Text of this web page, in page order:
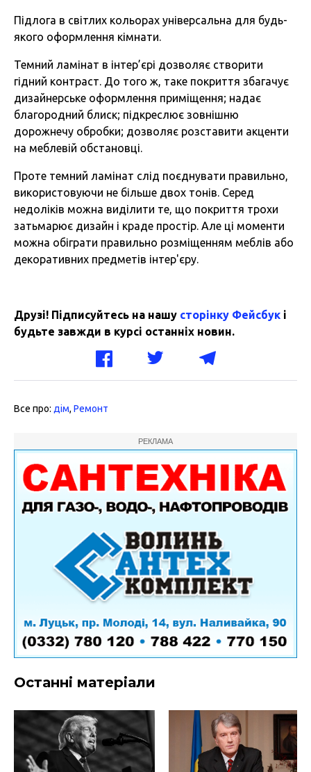
Підлога в світлих кольорах універсальна для будь-
якого оформлення кімнати.
Темний ламінат в інтер’єрі дозволяє створити
гідний контраст. До того ж, таке покриття збагачує
дизайнерське оформлення приміщення; надає
благородний блиск; підкреслює зовнішню
дорожнечу обробки; дозволяє розставити акценти
на меблевій обстановці.
Проте темний ламінат слід поєднувати правильно,
використовуючи не більше двох тонів. Серед
недоліків можна виділити те, що покриття трохи
затьмарює дизайн і краде простір. Але ці моменти
можна обіграти правильно розміщенням меблів або
декоративних предметів інтер'єру.
Друзі! Підписуйтесь на нашу сторінку Фейсбук і
будьте завжди в курсі останніх новин.
Все про: дім, Ремонт
РЕКЛАМА
Останні матеріали